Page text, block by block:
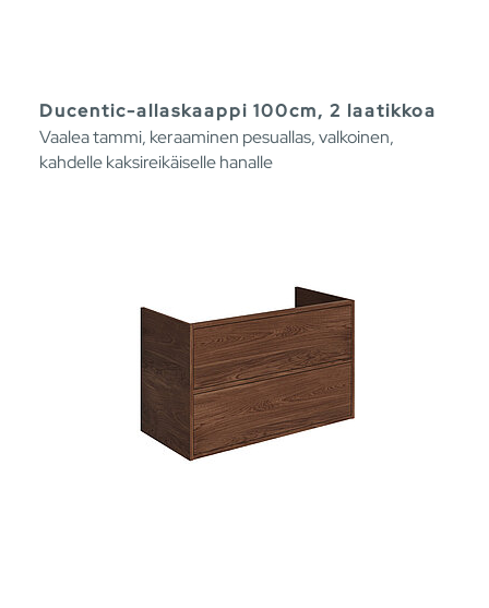
Ducentic-allaskaappi 100cm, 2 laatikkoa
Vaalea tammi, keraaminen pesuallas, valkoinen,
kahdelle kaksireikäiselle hanalle